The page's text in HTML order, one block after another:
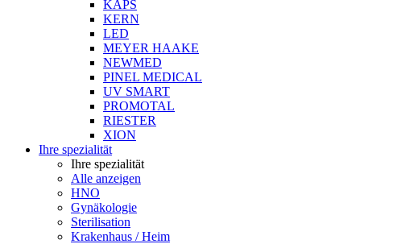
KAPS
KERN
LED
MEYER HAAKE
NEWMED
PINEL MEDICAL
UV SMART
PROMOTAL
RIESTER
XION
Ihre spezialität
Ihre spezialität
Alle anzeigen
HNO
Gynäkologie
Sterilisation
Krakenhaus / Heim